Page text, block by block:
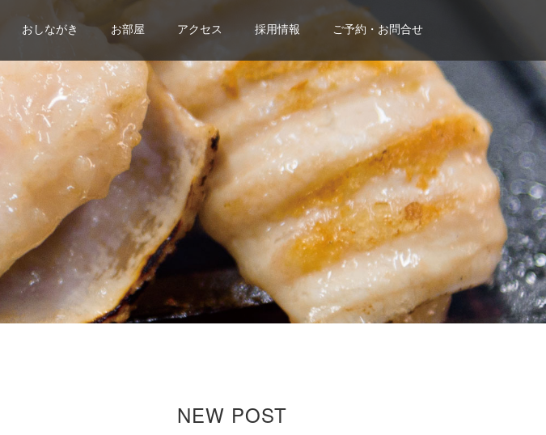
おしながき お部屋 アクセス 採用情報 ご予約・お問合せ
NEW POST